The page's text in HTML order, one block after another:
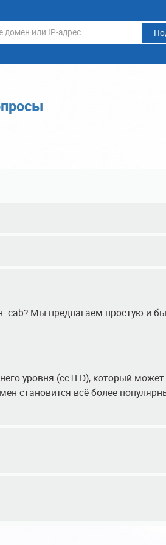
.cab? Мы предлагаем простую и
уровня (ccTLD), который
становится всё более